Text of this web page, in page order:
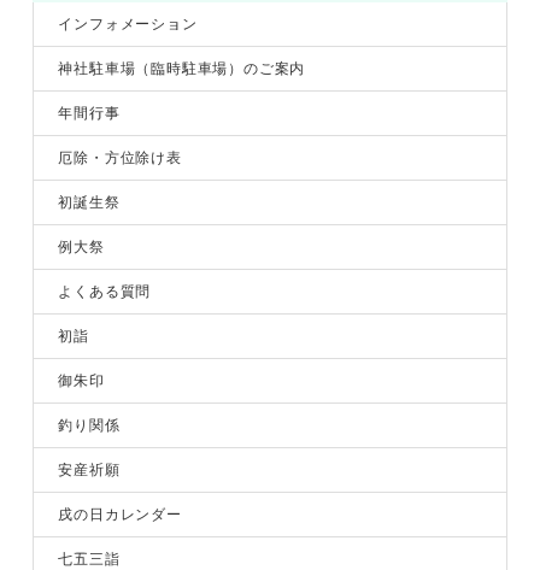
インフォメーション
神社駐車場（臨時駐車場）のご案内
年間行事
厄除・方位除け表
初誕生祭
例大祭
よくある質問
初詣
御朱印
釣り関係
安産祈願
戌の日カレンダー
七五三詣